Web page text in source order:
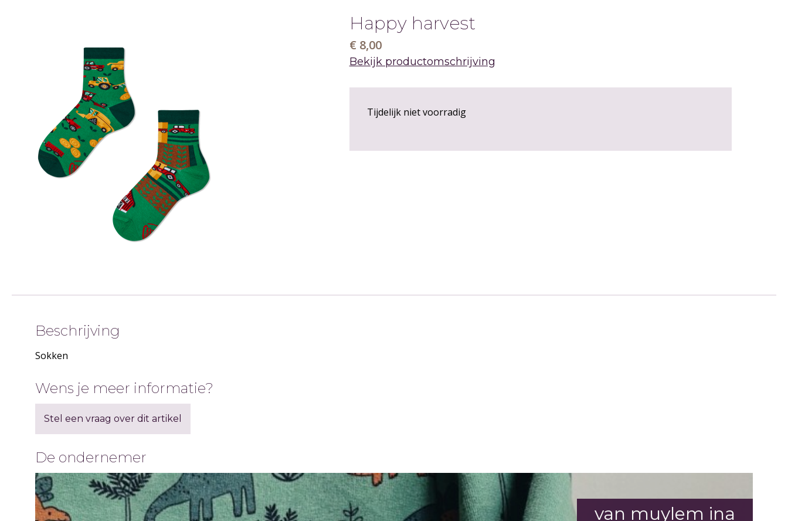
Happy harvest
€ 8,00
Bekijk productomschrijving
Tijdelijk niet voorradig
Beschrijving
Sokken
Wens je meer informatie?
Stel een vraag over dit artikel
De ondernemer
van muylem ina